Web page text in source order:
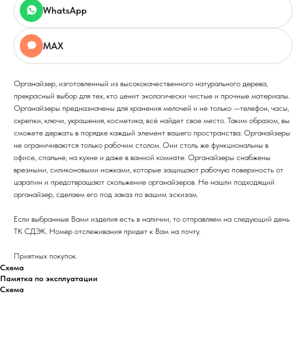
WhatsApp
MAX
Органайзер, изготовленный из высококачественного натурального дерева,
прекрасный выбор для тех, кто ценит экологически чистые и прочные материалы.
Органайзеры предназначены для хранения мелочей и не только —телефон, часы,
скрепки, ключи, украшения, косметика, всё найдет свое место. Таким образом, вы
сможете держать в порядке каждый элемент вашего пространства. Органайзеры
не ограничиваются только рабочим столом. Они столь же функциональны в
офисе, спальне, на кухне и даже в ванной комнате. Органайзеры снабжены
врезными, силиконовыми ножками, которые защищают рабочую поверхность от
царапин и предотвращают скольжение органайзеров. Не нашли подходящий
органайзер, сделаем его под заказ по вашим эскизам.
Если выбранные Вами изделия есть в наличии, то отправляем на следующий день
ТК СДЭК. Номер отслеживания придет к Вам на почту.
Приятных покупок.
Схема
Памятка по эксплуатации
Схема